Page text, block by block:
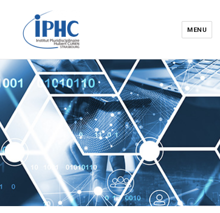
Institut pluridisciplinaire Hubert
Curien – IPHC
MENU